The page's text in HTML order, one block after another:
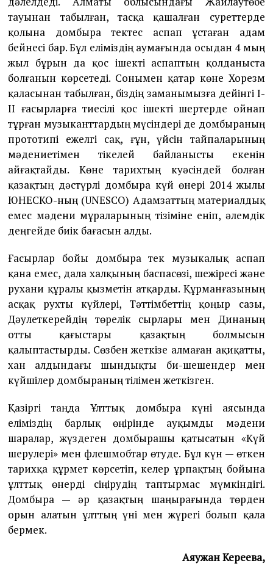
тауынан табылған, тасқа қашалған суреттерде
қолына домбыра тектес аспап ұстаған адам
бейнесі бар. Бұл еліміздің аумағында осыдан 4 мың
жыл бұрын да қос ішекті аспаптың қолданыста
болғанын көрсетеді. Сонымен қатар көне Хорезм
қаласынан табылған, біздің заманымызға дейінгі І-
ІІ ғасырларға тиесілі қос ішекті шертерде ойнап
тұрған музыканттардың мүсіндері де домбыраның
прототипі ежелгі сақ, ғұн, үйсін тайпаларының
мәдениетімен тікелей байланысты екенін
айғақтайды. Көне тарихтың куәсіндей болған
қазақтың дәстүрлі домбыра күй өнері 2014 жылы
ЮНЕСКО-ның (UNESCO) Адамзаттың материалдық
емес мәдени мұраларының тізіміне еніп, әлемдік
деңгейде биік бағасын алды.
Ғасырлар бойы домбыра тек музыкалық аспап
қана емес, дала халқының баспасөзі, шежіресі және
рухани құралы қызметін атқарды. Құрманғазының
асқақ рухты күйлері, Тәттімбеттің қоңыр сазы,
Дәулеткерейдің төрелік сырлары мен Динаның
отты қағыстары қазақтың болмысын
қалыптастырды. Сөзбен жеткізе алмаған ақиқатты,
хан алдындағы шындықты би-шешендер мен
күйшілер домбыраның тілімен жеткізген.
Қазіргі таңда Ұлттық домбыра күні аясында
еліміздің барлық өңірінде ауқымды мәдени
шаралар, жүздеген домбырашы қатысатын «Күй
шерулері» мен флешмобтар өтуде. Бұл күн — өткен
тарихқа құрмет көрсетіп, келер ұрпақтың бойына
ұлттық өнерді сіңірудің таптырмас мүмкіндігі.
Домбыра — әр қазақтың шаңырағында төрден
орын алатын ұлттың үні мен жүрегі болып қала
бермек.
Аяужан Кереева,